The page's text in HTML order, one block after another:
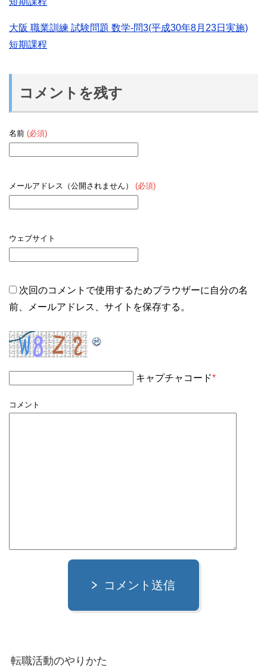
大阪 職業訓練 試験問題 数学-問3(平成30年8月23日実施)
短期課程
コメントを残す
名前 (必須)
メールアドレス（公開されません） (必須)
ウェブサイト
次回のコメントで使用するためブラウザーに自分の名
前、メールアドレス、サイトを保存する。
キャプチャコード*
コメント
コメント送信
転職活動のやりかた